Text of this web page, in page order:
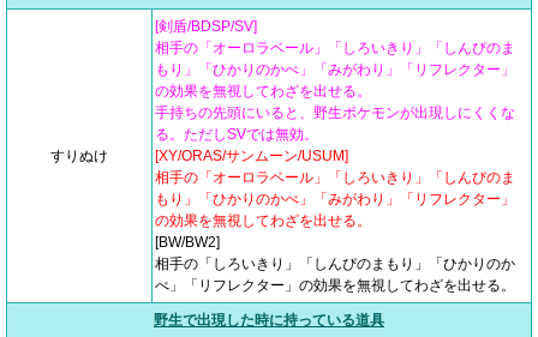
すりぬけ
[剣盾/BDSP/SV]
相手の「オーロラベール」「しろいきり」「しんぴのま
もり」「ひかりのかべ」「みがわり」「リフレクター」
の効果を無視してわざを出せる。
手持ちの先頭にいると、野生ポケモンが出現しにくくな
る。ただしSVでは無効。
[XY/ORAS/サンムーン/USUM]
相手の「オーロラベール」「しろいきり」「しんぴのま
もり」「ひかりのかべ」「みがわり」「リフレクター」
の効果を無視してわざを出せる。
[BW/BW2]
相手の「しろいきり」「しんぴのまもり」「ひかりのか
べ」「リフレクター」の効果を無視してわざを出せる。
野生で出現した時に持っている道具